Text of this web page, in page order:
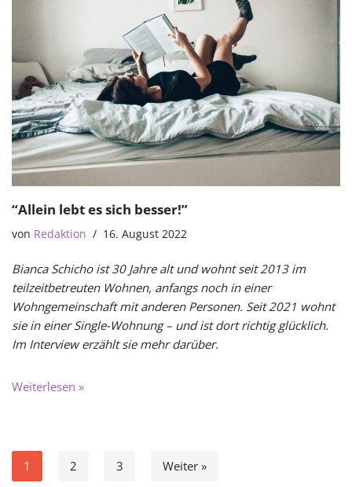
“Allein lebt es sich besser!”
von Redaktion 16. August 2022
Bianca Schicho ist 30 Jahre alt und wohnt seit 2013 im
teilzeitbetreuten Wohnen, anfangs noch in einer
Wohngemeinschaft mit anderen Personen. Seit 2021 wohnt
sie in einer Single-Wohnung – und ist dort richtig glücklich.
Im Interview erzählt sie mehr darüber.
Weiterlesen »
1 2 3 Weiter »